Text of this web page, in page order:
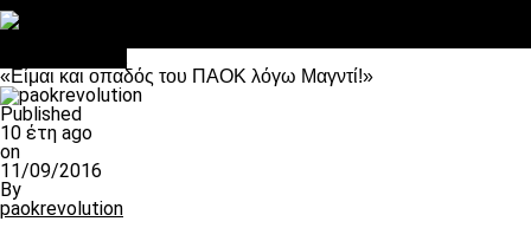
«Είμαι και οπαδός του ΠΑΟΚ λόγω Μαγντί!»
Published
10 έτη ago
on
11/09/2016
By
paokrevolution